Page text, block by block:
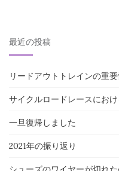
最近の投稿
リードアウトトレインの重
サイクルロードレースにお
一旦復帰しました
2021年の振り返り